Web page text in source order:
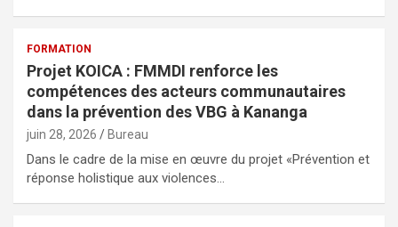
FORMATION
Projet KOICA : FMMDI renforce les
compétences des acteurs communautaires
dans la prévention des VBG à Kananga
juin 28, 2026 Bureau
Dans le cadre de la mise en œuvre du projet «Prévention et
réponse holistique aux violences…